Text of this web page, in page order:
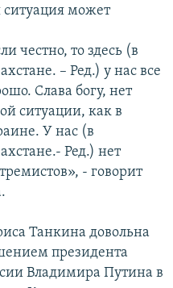
ситуация может
честно, то здесь (в
– Ред.) у нас все
Слава богу, нет
ситуации, как в
У нас (в
Ред.) нет
- говорит
Танкина довольна
президента
Владимира Путина в